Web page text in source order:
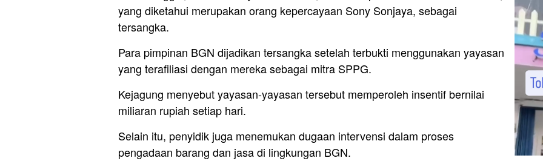
yang diketahui merupakan orang kepercayaan Sony Sonjaya, sebagai
tersangka.
Para pimpinan BGN dijadikan tersangka setelah terbukti menggunakan yayasan
yang terafiliasi dengan mereka sebagai mitra SPPG.
Kejagung menyebut yayasan-yayasan tersebut memperoleh insentif bernilai
miliaran rupiah setiap hari.
Selain itu, penyidik juga menemukan dugaan intervensi dalam proses
pengadaan barang dan jasa di lingkungan BGN.